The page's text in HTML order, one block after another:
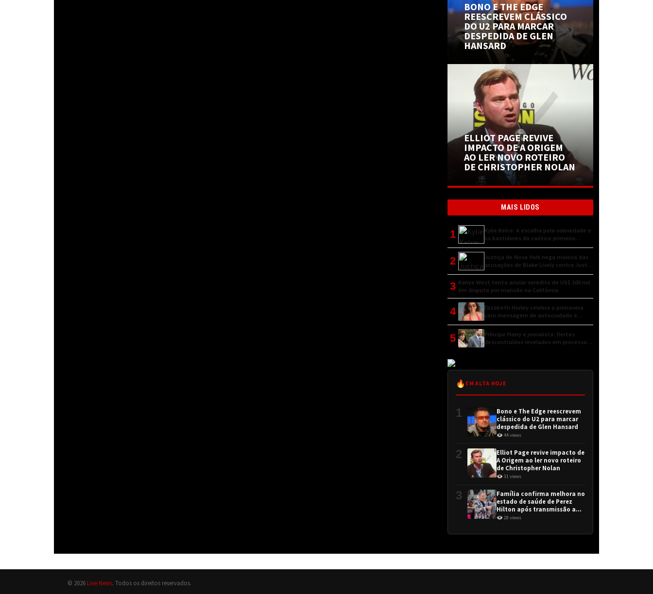
BONO E THE EDGE
REESCREVEM CLÁSSICO
DO U2 PARA MARCAR
DESPEDIDA DE GLEN
HANSARD
ELLIOT PAGE REVIVE
IMPACTO DE A ORIGEM
AO LER NOVO ROTEIRO
DE CHRISTOPHER NOLAN
MAIS LIDOS
1
Kylie Kelce: A escolha pela sobriedade e
os bastidores do caótico primeiro
encontro
2
Justiça de Nova York nega maioria das
acusações de Blake Lively contra Justin
Baldoni
3 Kanye West tenta anular veredito de US$ 100 mil
em disputa por mansão na Califórnia
4
Elizabeth Hurley celebra a primavera
com mensagem de autocuidado e
conexão natural
5
Príncipe Harry e jornalista: flertes
descontraídos revelados em processo
🔥 EM ALTA HOJE
1
Bono e The Edge reescrevem
clássico do U2 para marcar
despedida de Glen Hansard
👁 44 views
2
Elliot Page revive impacto de
A Origem ao ler novo roteiro
de Christopher Nolan
👁 31 views
3
Família confirma melhora no
estado de saúde de Perez
Hilton após transmissão ao
vivo
👁 28 views
© 2026Live News. Todos os direitos reservados.